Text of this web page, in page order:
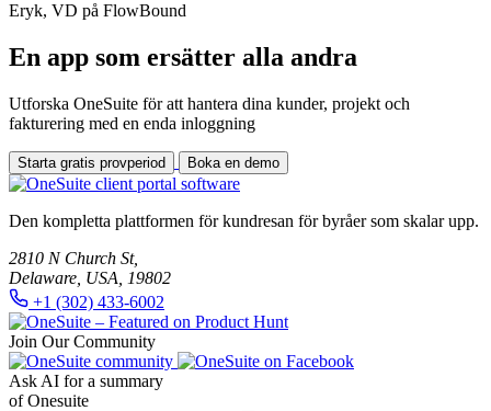
Eryk, VD på FlowBound
En app som ersätter alla andra
Utforska OneSuite för att hantera dina kunder, projekt och
fakturering med en enda inloggning
Starta gratis provperiod Boka en demo
Den kompletta plattformen för kundresan för byråer som skalar upp.
2810 N Church St,
Delaware, USA, 19802
+1 (302) 433-6002
Join Our Community
Ask AI for a summary
of Onesuite